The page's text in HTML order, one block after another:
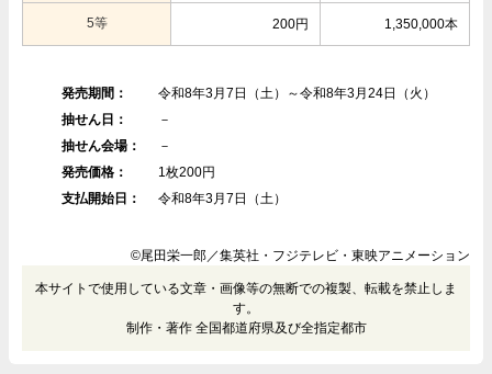
5等 200円 1,350,000本
発売期間：
令和8年3月7日（土）～令和8年3月24日（火）
抽せん日：
－
抽せん会場：
－
発売価格：
1枚200円
支払開始日：
令和8年3月7日（土）
©尾田栄一郎／集英社・フジテレビ・東映アニメーション
本サイトで使用している文章・画像等の無断での複製、転載を禁止しま
す。
制作・著作 全国都道府県及び全指定都市